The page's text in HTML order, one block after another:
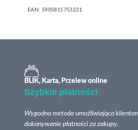
EAN: 5905815753231
BLIK, Karta, Przelew online
Szybkie płatności
Wygodna metoda umożliwiająca
dokonywanie płatności za zakupy.